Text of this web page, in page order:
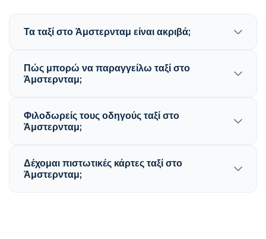
Τα ταξί στο Άμστερνταμ είναι ακριβά;
Πώς μπορώ να παραγγείλω ταξί στο
Άμστερνταμ;
Φιλοδωρείς τους οδηγούς ταξί στο
Άμστερνταμ;
Δέχομαι πιστωτικές κάρτες ταξί στο
Άμστερνταμ;